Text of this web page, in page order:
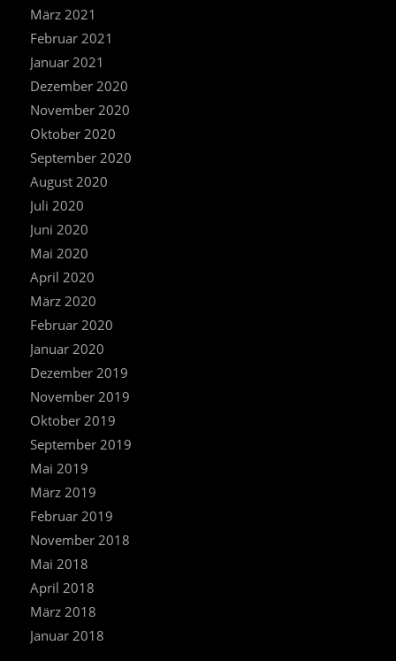
März 2021
Februar 2021
Januar 2021
Dezember 2020
November 2020
Oktober 2020
September 2020
August 2020
Juli 2020
Juni 2020
Mai 2020
April 2020
März 2020
Februar 2020
Januar 2020
Dezember 2019
November 2019
Oktober 2019
September 2019
Mai 2019
März 2019
Februar 2019
November 2018
Mai 2018
April 2018
März 2018
Januar 2018